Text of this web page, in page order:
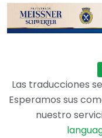
Las traducciones
Esperamos sus
nuestro